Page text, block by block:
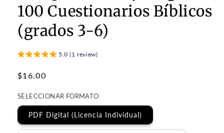
100 Cuestionarios Bíblicos
(grados 3-6)
5.0 (1 review)
Regular
$16.00
SELECCIONAR FORMATO
PDF Digital (Licencia Individual)